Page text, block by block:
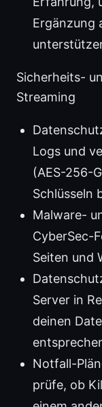
Ergänzung
Sicherheits-
Streaming
Logs und
(AES-256-
Schlüsseln
Malware-
CyberSec-
Seiten und
Server in
deinen
Notfall-
prüfe, ob